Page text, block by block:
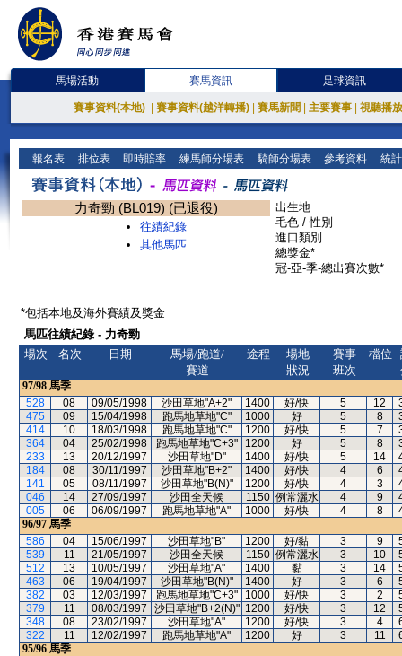
馬場活動 賽馬資訊 足球資訊
賽事資料(本地) 賽事資料(越洋轉播) 賽馬新聞 主要賽事 視聽播
報名表 排位表 即時賠率 練馬師分場表 騎師分場表 參考資料 統
力奇勁 (BL019) (已退役)
往績紀錄
其他馬匹
出生地
毛色 / 性別
進口類別
總獎金*
冠-亞-季-總出賽次數*
*包括本地及海外賽績及獎金
馬匹往績紀錄 - 力奇勁
場次
名次 日期
馬場/跑道/
賽道
途程
場地
狀況
賽事
班次
檔位
97/98 馬季
528
08 09/05/1998 沙田草地"A+2" 1400 好/快 5 12
475
09 15/04/1998 跑馬地草地"C" 1000 好 5 8
414
10 18/03/1998 跑馬地草地"C" 1200 好/快 5 7
364
04 25/02/1998 跑馬地草地"C+3" 1200 好 5 8
233
13 20/12/1997 沙田草地"D" 1400 好/快 5 14
184
08 30/11/1997 沙田草地"B+2" 1400 好/快 4 6
141
05 08/11/1997 沙田草地"B(N)" 1200 好/快 4 3
046
14 27/09/1997 沙田全天候 1150 例常灑水 4 9
005
06 06/09/1997 跑馬地草地"A" 1000 好/快 4 8
96/97 馬季
586
04 15/06/1997 沙田草地"B" 1200 好/黏 3 9
539
11 21/05/1997 沙田全天候 1150 例常灑水 3 10
512
13 10/05/1997 沙田草地"A" 1400 黏 3 14
463
06 19/04/1997 沙田草地"B(N)" 1400 好 3 6
382
03 12/03/1997 跑馬地草地"C+3" 1000 好/快 3 2
379
11 08/03/1997 沙田草地"B+2(N)" 1200 好/快 3 12
348
08 23/02/1997 沙田草地"A" 1200 好/快 3 4
322
11 12/02/1997 跑馬地草地"A" 1200 好 3 11
95/96 馬季